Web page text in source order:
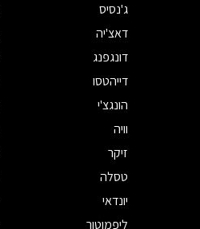
ג'נסיס
דאצ'יה
דונגפנג
דייהטסו
הונגצ'י
וויה
זיקר
טסלה
יונדאי
ליפמוטור